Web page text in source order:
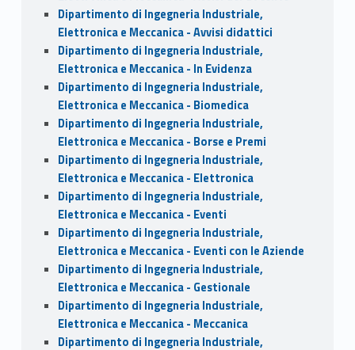
Dipartimento di Ingegneria Industriale,
Elettronica e Meccanica - Avvisi didattici
Dipartimento di Ingegneria Industriale,
Elettronica e Meccanica - In Evidenza
Dipartimento di Ingegneria Industriale,
Elettronica e Meccanica - Biomedica
Dipartimento di Ingegneria Industriale,
Elettronica e Meccanica - Borse e Premi
Dipartimento di Ingegneria Industriale,
Elettronica e Meccanica - Elettronica
Dipartimento di Ingegneria Industriale,
Elettronica e Meccanica - Eventi
Dipartimento di Ingegneria Industriale,
Elettronica e Meccanica - Eventi con le Aziende
Dipartimento di Ingegneria Industriale,
Elettronica e Meccanica - Gestionale
Dipartimento di Ingegneria Industriale,
Elettronica e Meccanica - Meccanica
Dipartimento di Ingegneria Industriale,